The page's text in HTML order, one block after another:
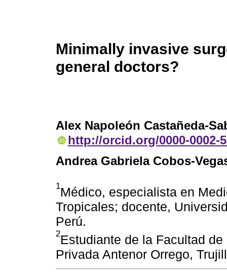
Minimally invasive
general doctors?
Alex Napoleón Castañeda-
http://orcid.org/0000-0002-
Andrea Gabriela Cobos-
1Médico, especialista en
Tropicales; docente,
Perú.
2Estudiante de la Facultad
Privada Antenor Orrego,